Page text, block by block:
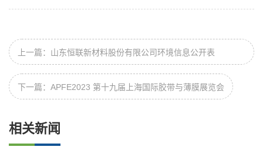
上一篇：山东恒联新材料股份有限公司环境信息公开表
下一篇：APFE2023 第十九届上海国际胶带与薄膜展览会
相关新闻